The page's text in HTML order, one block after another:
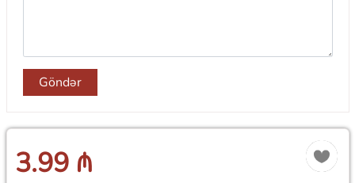
Göndər
3.99 ₼